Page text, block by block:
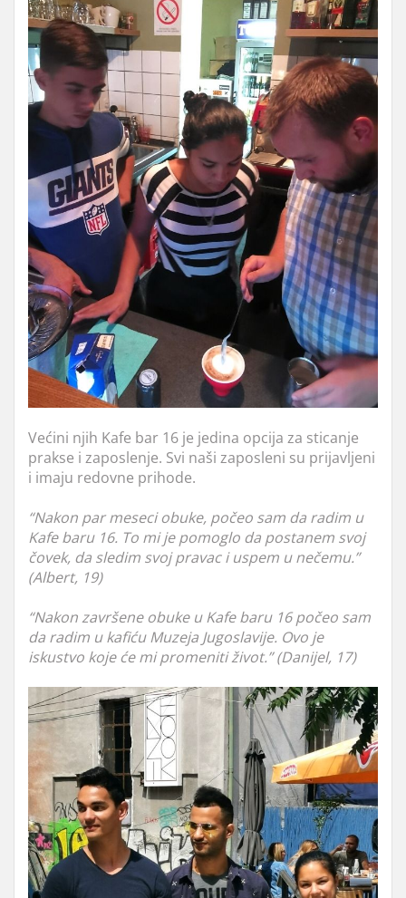
Većini njih Kafe bar 16 je jedina opcija za sticanje
prakse i zaposlenje. Svi naši zaposleni su prijavljeni
i imaju redovne prihode.
“Nakon par meseci obuke, počeo sam da radim u
Kafe baru 16. To mi je pomoglo da postanem svoj
čovek, da sledim svoj pravac i uspem u nečemu.”
(Albert, 19)
“Nakon završene obuke u Kafe baru 16 počeo sam
da radim u kafiću Muzeja Jugoslavije. Ovo je
iskustvo koje će mi promeniti život.” (Danijel, 17)